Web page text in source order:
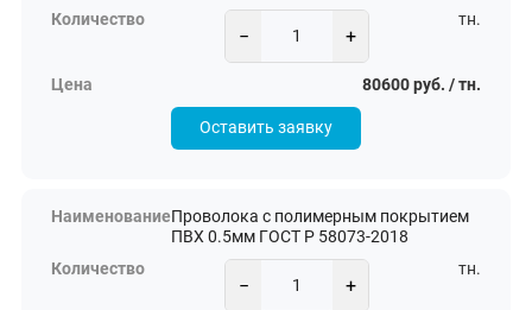
− +
тн.
80600 руб. / тн.
Оставить заявку
Проволока с полимерным покрытием
ПВХ 0.5мм ГОСТ Р 58073-2018
− +
тн.